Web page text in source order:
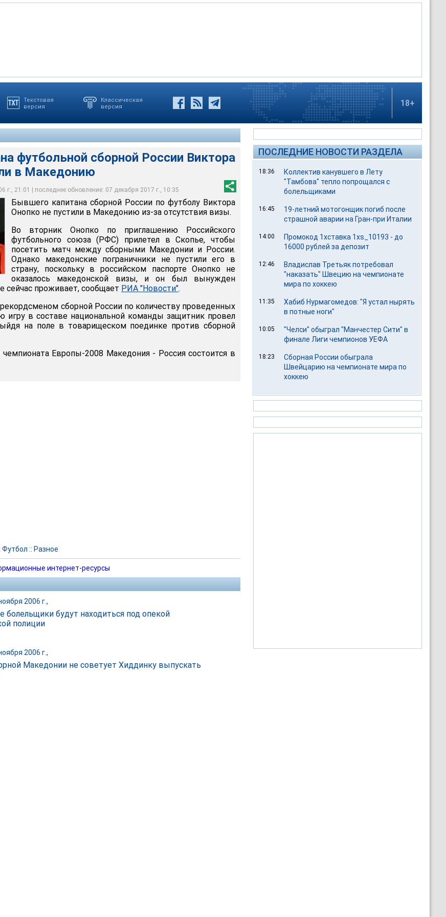
Текстовая
версия
Классическая
версия
18+
футбольной сборной России Виктора
в Македонию
г., 21:01 | последнее обновление: 07 декабря 2017 г., 10:35
сборной России Виктора Онопко не пустили в
Бывшего капитана сборной России по футболу Виктора
Онопко не пустили в Македонию из-за отсутствия визы.
Во вторник Онопко по приглашению Российского
футбольного союза (РФС) прилетел в Скопье, чтобы
посетить матч между сборными Македонии и России.
Однако македонские пограничники не пустили его в
страну, поскольку в российском паспорте Онопко не
оказалось македонской визы, и он был вынужден
сейчас проживает, сообщает РИА "Новости".
сборной России по количеству проведенных
игру в составе национальной команды защитник провел
на поле в товарищеском поединке против сборной
чемпионата Европы-2008 Македония - Россия состоится в
Футбол :: Разное
интернет-ресурсы
2006 г.,
болельщики будут находиться под опекой
полиции
2006 г.,
Македонии не советует Хиддинку выпускать
ПОСЛЕДНИЕ НОВОСТИ РАЗДЕЛА
18:36
Коллектив канувшего в Лету
"Тамбова" тепло попрощался с
болельщиками
16:45
19-летний мотогонщик погиб после
страшной аварии на Гран-при Италии
14:00
Промокод 1хставка 1xs_10193 - до
16000 рублей за депозит
12:46
Владислав Третьяк потребовал
"наказать" Швецию на чемпионате
мира по хоккею
11:35
Хабиб Нурмагомедов: "Я устал нырять
в потные ноги"
10:05
"Челси" обыграл "Манчестер Сити" в
финале Лиги чемпионов УЕФА
18:23
Сборная России обыграла
Швейцарию на чемпионате мира по
хоккею